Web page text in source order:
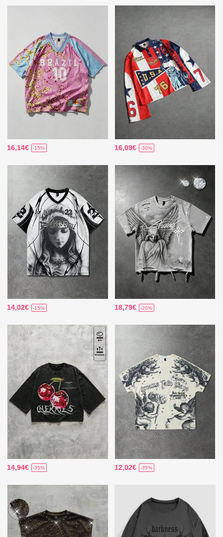
16,14€ -15% 16,09€ -30%
14,02€ -15% 18,79€ -20%
14,94€ -35% 12,02€ -35%